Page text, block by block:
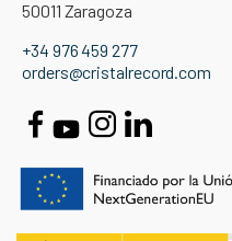
50011 Zaragoza
+34 976 459 277
orders@cristalrecord.com